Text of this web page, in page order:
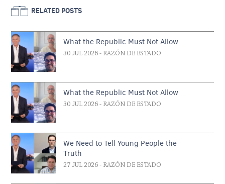
RELATED POSTS
What the Republic Must Not Allow
30 JUL 2026 - RAZÓN DE ESTADO
What the Republic Must Not Allow
30 JUL 2026 - RAZÓN DE ESTADO
We Need to Tell Young People the
Truth
27 JUL 2026 - RAZÓN DE ESTADO